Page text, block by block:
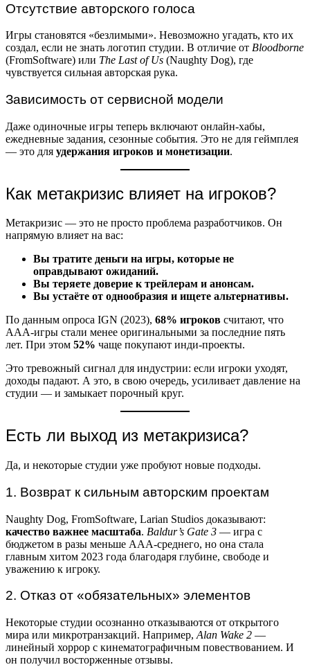
Отсутствие авторского голоса
Игры становятся «безлимыми». Невозможно угадать, кто их
создал, если не знать логотип студии. В отличие от Bloodborne
(FromSoftware) или The Last of Us (Naughty Dog), где
чувствуется сильная авторская рука.
Зависимость от сервисной модели
Даже одиночные игры теперь включают онлайн-хабы,
ежедневные задания, сезонные события. Это не для геймплея
— это для удержания игроков и монетизации.
Как метакризис влияет на игроков?
Метакризис — это не просто проблема разработчиков. Он
напрямую влияет на вас:
Вы тратите деньги на игры, которые не
оправдывают ожиданий.
Вы теряете доверие к трейлерам и анонсам.
Вы устаёте от однообразия и ищете альтернативы.
По данным опроса IGN (2023), 68% игроков считают, что
ААА-игры стали менее оригинальными за последние пять
лет. При этом 52% чаще покупают инди-проекты.
Это тревожный сигнал для индустрии: если игроки уходят,
доходы падают. А это, в свою очередь, усиливает давление на
студии — и замыкает порочный круг.
Есть ли выход из метакризиса?
Да, и некоторые студии уже пробуют новые подходы.
1. Возврат к сильным авторским проектам
Naughty Dog, FromSoftware, Larian Studios доказывают:
качество важнее масштаба. Baldur’s Gate 3 — игра с
бюджетом в разы меньше ААА-среднего, но она стала
главным хитом 2023 года благодаря глубине, свободе и
уважению к игроку.
2. Отказ от «обязательных» элементов
Некоторые студии осознанно отказываются от открытого
мира или микротранзакций. Например, Alan Wake 2 —
линейный хоррор с кинематографичным повествованием. И
он получил восторженные отзывы.